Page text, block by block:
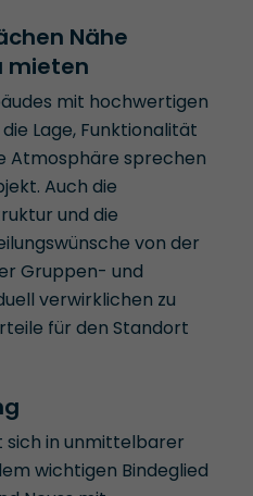
Nähe
mieten
mit hochwertigen
Lage, Funktionalität
Atmosphäre sprechen
Auch die
und die
von der
Gruppen- und
verwirklichen zu
für den Standort
sich in unmittelbarer
wichtigen Bindeglied